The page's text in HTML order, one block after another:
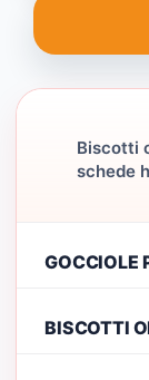
Biscotti
schede
GOCCIOLE
BISCOTTI